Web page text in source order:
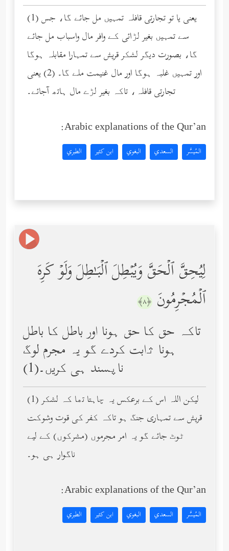
(1) یعنی یا تو تجارتی قافلہ تمہیں مل جائے گا، جس
سے تمہیں بغیر لڑائی کے وافر مال واسباب مل جائے
گا، بصورت دیگر لشکر قریش سے تمہارا مقابلہ ہوگا
اور تمہیں غلبہ ہوگا اور مال غنیمت ملے گا۔ (2) یعنی
تجارتی قافلہ، تاکہ بغیر لڑے مال ہاتھ آجائے۔
Arabic explanations of the Qur’an:
المُيسَّر السعدي البغوي ابن كثير الطبري
لِیُحِقَّ ٱلۡحَقَّ وَیُبۡطِلَ ٱلۡبَـٰطِلَ وَلَوۡ كَرِهَ
ٱلۡمُجۡرِمُونَ ﴿٨﴾
تاکہ حق کا حق ہونا اور باطل کا باطل
ہونا ﺛابت کردے گو یہ مجرم لوگ
ناپسند ہی کریں۔(1)
(1) لیکن اللہ اس کے برعکس یہ چاہتا تھا کہ لشکر
قریش سے تمہاری جنگ ہو تاکہ کفر کی قوت وشوکت
ٹوٹ جائے گو یہ امر مجرموں (مشرکوں) کے لیے
ناگوار ہی ہو۔
Arabic explanations of the Qur’an:
المُيسَّر السعدي البغوي ابن كثير الطبري